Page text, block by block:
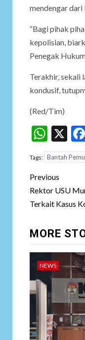
mendengar dari
“Bagi pihak
kepolisian,
Penegak
Terakhir, sekali
kondusif,
(Red/Tim)
X
Tags: Bantah
Post
Previous
Rektor USU
Terkait Kasus
MORE
NEWS